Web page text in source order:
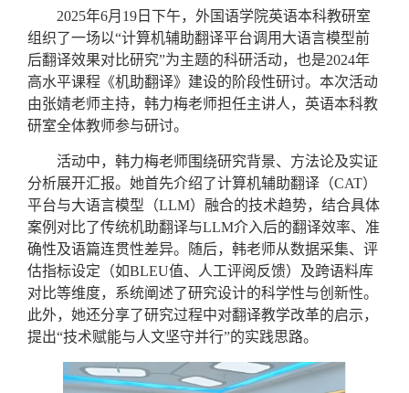
2025年6月19日下午，外国语学院英语本科教研室
组织了一场以“计算机辅助翻译平台调用大语言模型前
后翻译效果对比研究”为主题的科研活动，也是2024年
高水平课程《机助翻译》建设的阶段性研讨。本次活动
由张婧老师主持，韩力梅老师担任主讲人，英语本科教
研室全体教师参与研讨。
活动中，韩力梅老师围绕研究背景、方法论及实证
分析展开汇报。她首先介绍了计算机辅助翻译（CAT）
平台与大语言模型（LLM）融合的技术趋势，结合具体
案例对比了传统机助翻译与LLM介入后的翻译效率、准
确性及语篇连贯性差异。随后，韩老师从数据采集、评
估指标设定（如BLEU值、人工评阅反馈）及跨语料库
对比等维度，系统阐述了研究设计的科学性与创新性。
此外，她还分享了研究过程中对翻译教学改革的启示，
提出“技术赋能与人文坚守并行”的实践思路。